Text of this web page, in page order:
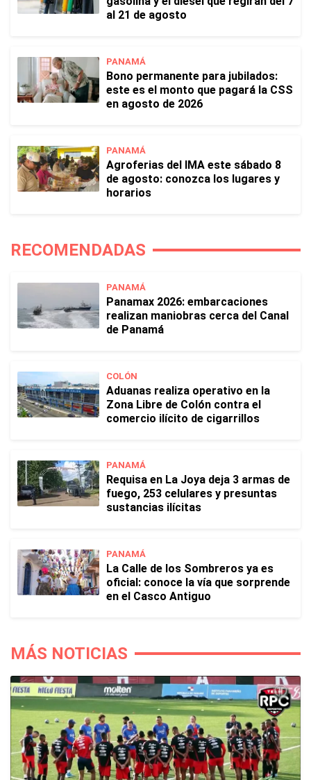
al 21 de agosto
PANAMÁ
Bono permanente para jubilados:
este es el monto que pagará la CSS
en agosto de 2026
PANAMÁ
Agroferias del IMA este sábado 8
de agosto: conozca los lugares y
horarios
RECOMENDADAS
PANAMÁ
Panamax 2026: embarcaciones
realizan maniobras cerca del Canal
de Panamá
COLÓN
Aduanas realiza operativo en la
Zona Libre de Colón contra el
comercio ilícito de cigarrillos
PANAMÁ
Requisa en La Joya deja 3 armas de
fuego, 253 celulares y presuntas
sustancias ilícitas
PANAMÁ
La Calle de los Sombreros ya es
oficial: conoce la vía que sorprende
en el Casco Antiguo
MÁS NOTICIAS